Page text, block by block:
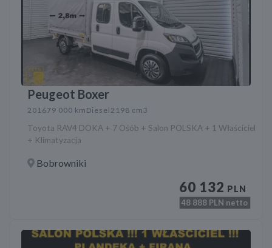
Peugeot Boxer
201679 000 km Diesel2198 cm3
Toyota RAV4 DOKA + 7 Ośób + Salon POLSKA + 1 Właściciel
+ Klimatyzacja
Bobrowniki
60 132 PLN
48 888 PLN netto